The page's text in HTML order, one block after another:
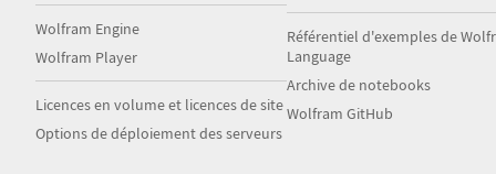
Wolfram Engine
Wolfram Player
Licences en volume et licences de site
Options de déploiement des serveurs
Référentiel d'exemples de
Language
Archive de notebooks
Wolfram GitHub